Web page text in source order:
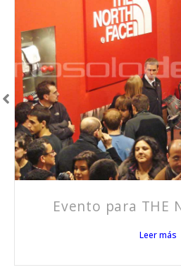
Evento para THE
Leer más